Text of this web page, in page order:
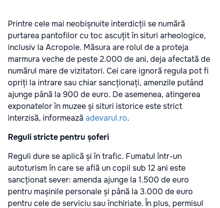
Printre cele mai neobișnuite interdicții se numără
purtarea pantofilor cu toc ascuțit în situri arheologice,
inclusiv la Acropole. Măsura are rolul de a proteja
marmura veche de peste 2.000 de ani, deja afectată de
numărul mare de vizitatori. Cei care ignoră regula pot fi
opriți la intrare sau chiar sancționați, amenzile putând
ajunge până la 900 de euro. De asemenea, atingerea
exponatelor în muzee și situri istorice este strict
interzisă, informează adevarul.ro.
Reguli stricte pentru șoferi
Reguli dure se aplică și în trafic. Fumatul într-un
autoturism în care se află un copil sub 12 ani este
sancționat sever: amenda ajunge la 1.500 de euro
pentru mașinile personale și până la 3.000 de euro
pentru cele de serviciu sau închiriate. În plus, permisul